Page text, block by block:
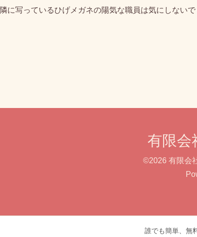
隣に写っているひげメガネの陽気な職員は気にしない
有限
©2026 有限会
誰でも簡単、無